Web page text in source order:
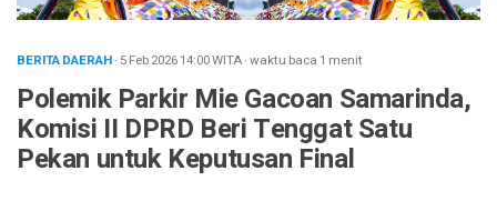
BERITA DAERAH· 5 Feb 202614:00WITA·waktu baca 1 menit
Polemik Parkir Mie Gacoan Samarinda,
Komisi II DPRD Beri Tenggat Satu
Pekan untuk Keputusan Final